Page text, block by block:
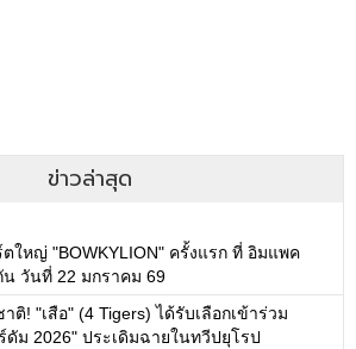
ข่าวล่าสุด
ใหญ่ "BOWKYLION" ครั้งแรก ที่ อิมแพค
วันที่ 22 มกราคม 69
! "เสือ" (4 Tigers) ได้รับเลือกเข้าร่วม
ดัม 2026" ประเดิมฉายในทวีปยุโรป